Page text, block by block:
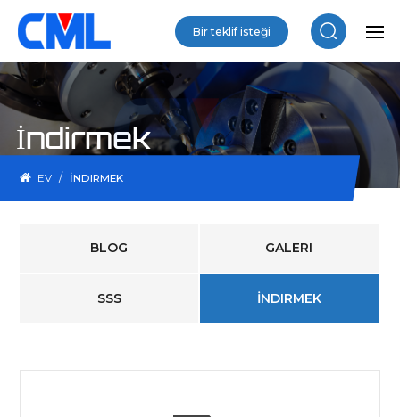
Bir teklif isteği
İndirmek
EV / İNDIRMEK
BLOG GALERI
SSS İNDIRMEK